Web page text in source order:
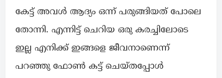
കേട്ട് അവൾ ആദ്യം ഒന്ന് പരുങ്ങിയത് പോലെ
തോന്നി. എന്നിട്ട് ചെറിയ ഒരു കരച്ചിലോടെ
ഇല്ല എനിക്ക് ഇങ്ങളെ ജീവനാണെന്ന്
പറഞ്ഞു ഫോൺ കട്ട് ചെയ്തപ്പോൾ